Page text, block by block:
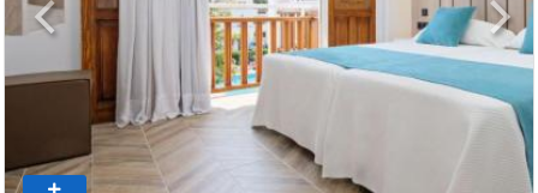
Previous Next